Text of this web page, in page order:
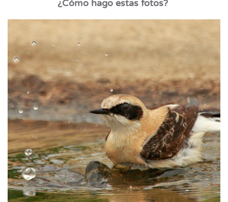
¿Cómo hago estas fotos?